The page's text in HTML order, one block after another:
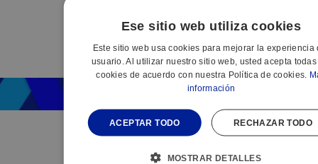
PACK
PEQUEÑO
Ese sitio web utiliza cookies
Este sitio web usa cookies para mejorar la experiencia
usuario. Al utilizar nuestro sitio web, usted acepta
cookies de acuerdo con nuestra Política de cookies.
información
ACEPTAR TODO RECHAZAR TODO
MOSTRAR DETALLES